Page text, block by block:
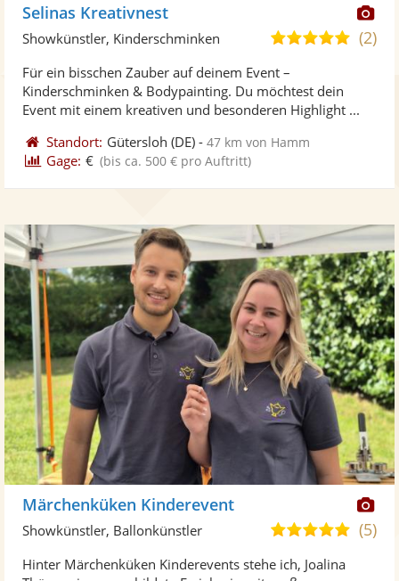
Selinas Kreativnest
5,0(2)
Showkünstler, Kinderschminken
Für ein bisschen Zauber auf deinem Event –
Kinderschminken & Bodypainting. Du möchtest dein
Event mit einem kreativen und besonderen Highlight ...
Standort: Gütersloh (DE) -47 km von Hamm
Gage: € (bis ca. 500 € pro Auftritt)
Märchenküken Kinderevent
5,0(5)
Showkünstler, Ballonkünstler
Hinter Märchenküken Kinderevents stehe ich, Joalina